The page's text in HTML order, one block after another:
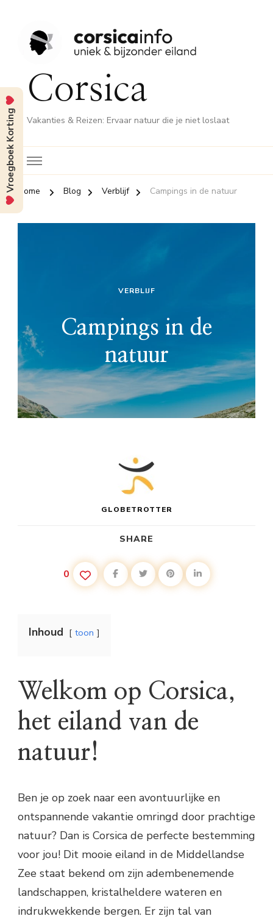
Corsica
Vakanties & Reizen: Ervaar natuur die je niet loslaat
Home Blog Verblijf Campings in de natuur
VERBLIJF
Campings in de
natuur
GLOBETROTTER
SHARE
0
Inhoud toon
Welkom op Corsica,
het eiland van de
natuur!
Ben je op zoek naar een avontuurlijke en
ontspannende vakantie omringd door prachtige
natuur? Dan is Corsica de perfecte bestemming
voor jou! Dit mooie eiland in de Middellandse
Zee staat bekend om zijn adembenemende
landschappen, kristalheldere wateren en
indrukwekkende bergen. Er zijn tal van
Vroegboek Korting